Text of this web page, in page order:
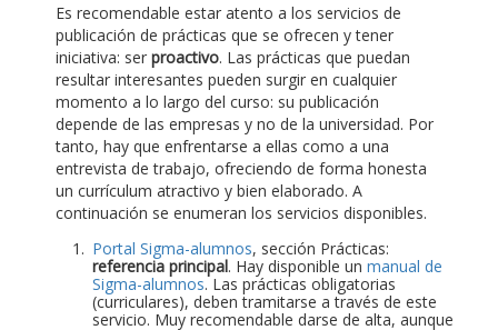
Es recomendable estar atento a los servicios de
publicación de prácticas que se ofrecen y tener
iniciativa: ser proactivo. Las prácticas que puedan
resultar interesantes pueden surgir en cualquier
momento a lo largo del curso: su publicación
depende de las empresas y no de la universidad. Por
tanto, hay que enfrentarse a ellas como a una
entrevista de trabajo, ofreciendo de forma honesta
un currículum atractivo y bien elaborado. A
continuación se enumeran los servicios disponibles.
Portal Sigma-alumnos, sección Prácticas:
referencia principal. Hay disponible un manual de
Sigma-alumnos. Las prácticas obligatorias
(curriculares), deben tramitarse a través de este
servicio. Muy recomendable darse de alta, aunque